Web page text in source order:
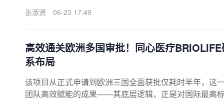
张淑贤
06-23 17:49
高效通关欧洲多国审批！同心医疗
系布局
该项目从正式申请到欧洲三国全面获批仅耗时半年，这
团队高效赋能的成果——其底层逻辑，正是对国际最高